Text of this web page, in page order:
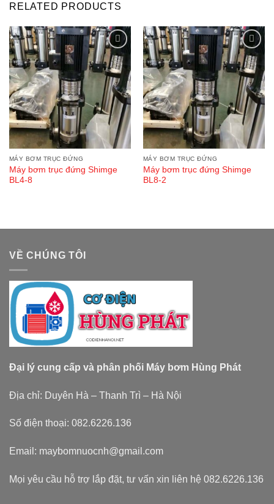
RELATED PRODUCTS
Add
to
wishlist
MÁY BƠM TRỤC ĐỨNG
Máy bơm trục đứng Shimge
BL4-8
Add
to
wishlist
MÁY BƠM TRỤC ĐỨNG
Máy bơm trục đứng Shimge
BL8-2
VỀ CHÚNG TÔI
Đại lý cung cấp và phân phối Máy bơm Hùng Phát
Địa chỉ: Duyên Hà – Thanh Trì – Hà Nội
Số điện thoại: 082.6226.136
Email: maybomnuocnh@gmail.com
Mọi yêu cầu hỗ trợ lắp đặt, tư vấn xin liên hệ 082.6226.136